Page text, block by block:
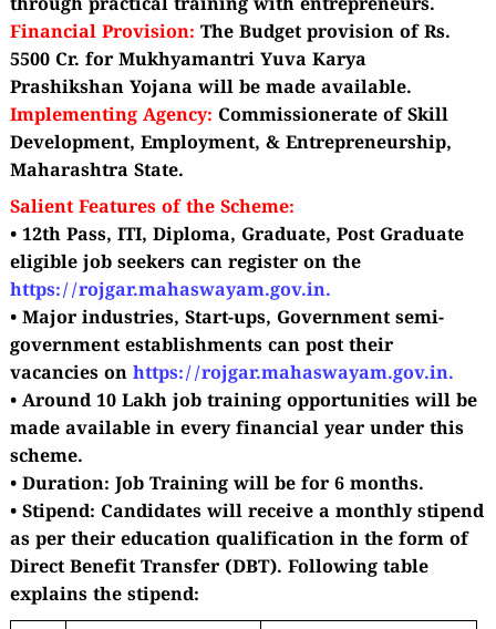
through practical training with entrepreneurs.
Financial Provision: The Budget provision of Rs.
5500 Cr. for Mukhyamantri Yuva Karya
PrashikshanYojana will be made available.
Implementing Agency: Commissionerate of Skill
Development, Employment, & Entrepreneurship,
Maharashtra State.
Salient Features of the Scheme:
• 12th Pass, ITI, Diploma, Graduate, Post Graduate
eligible job seekers can register on the
https://rojgar.mahaswayam.gov.in.
• Major industries, Start-ups, Government semi-
government establishments can post their
vacanciesonhttps://rojgar.mahaswayam.gov.in.
• Around 10 Lakh job training opportunities will be
made available in every financial year under this
scheme.
• Duration: Job Training will be for 6 months.
• Stipend: Candidates will receive a monthly stipend
as per their education qualification in the form of
Direct Benefit Transfer (DBT). Following table
explains the stipend: